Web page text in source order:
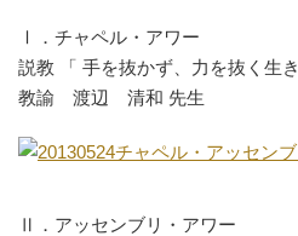
Ⅰ．チャペル・アワー
説教 「 手を抜かず、力を抜く生
教諭 渡辺 清和 先生
Ⅱ．アッセンブリ・アワー